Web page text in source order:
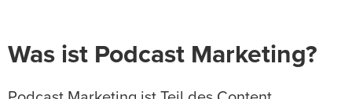
Was ist Podcast Marketing?